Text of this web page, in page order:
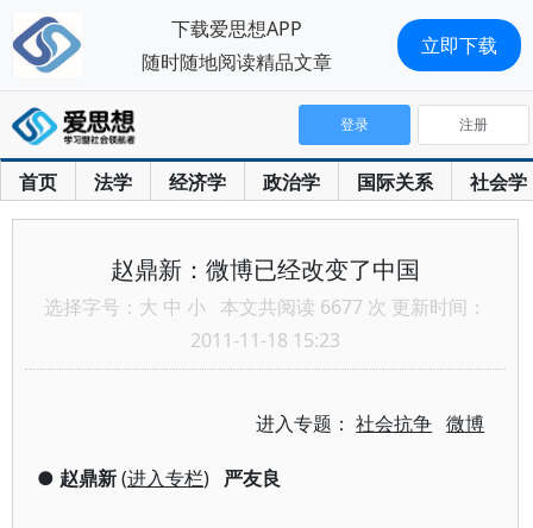
首页 法学 经济学 政治学 国际关系 社会学
登录 注册
赵鼎新：微博已经改变了中国
选择字号： 大 中 小 本文共阅读 6677 次 更新时间：
2011-11-18 15:23
进入专题：社会抗争 微博
● 赵鼎新(进入专栏) 严友良
下载爱思想APP
随时随地阅读精品文章
立即下载